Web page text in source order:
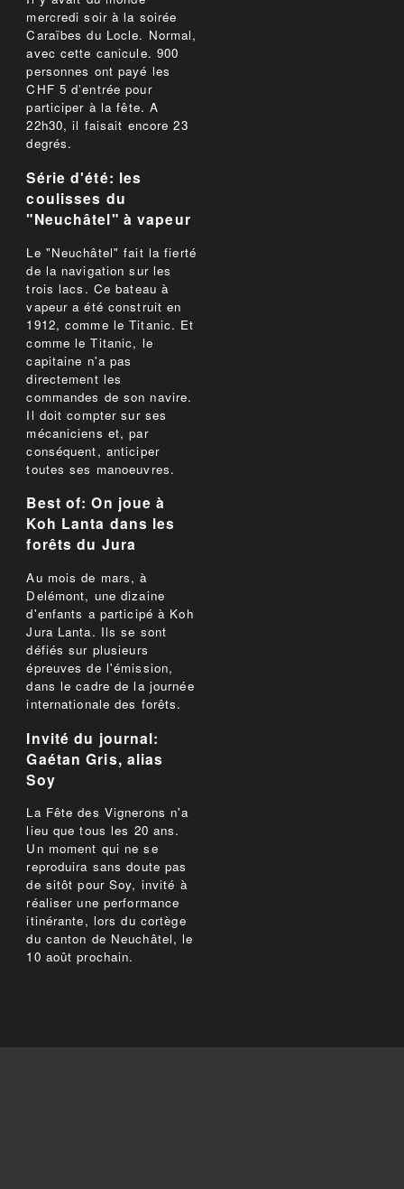
mercredi soir à la soirée
Caraïbes du Locle. Normal,
avec cette canicule. 900
personnes ont payé les
CHF 5 d’entrée pour
participer à la fête. A
22h30, il faisait encore 23
degrés.
Série d'été: les
coulisses du
"Neuchâtel" à vapeur
Le "Neuchâtel" fait la fierté
de la navigation sur les
trois lacs. Ce bateau à
vapeur a été construit en
1912, comme le Titanic. Et
comme le Titanic, le
capitaine n'a pas
directement les
commandes de son navire.
Il doit compter sur ses
mécaniciens et, par
conséquent, anticiper
toutes ses manoeuvres.
Best of: On joue à
Koh Lanta dans les
forêts du Jura
Au mois de mars, à
Delémont, une dizaine
d'enfants a participé à Koh
Jura Lanta. Ils se sont
défiés sur plusieurs
épreuves de l'émission,
dans le cadre de la journée
internationale des forêts.
Invité du journal:
Gaétan Gris, alias
Soy
La Fête des Vignerons n'a
lieu que tous les 20 ans.
Un moment qui ne se
reproduira sans doute pas
de sitôt pour Soy, invité à
réaliser une performance
itinérante, lors du cortège
du canton de Neuchâtel, le
10 août prochain.